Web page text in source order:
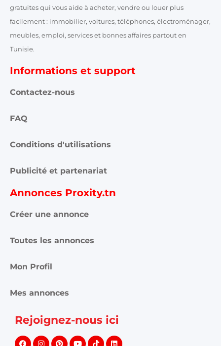
gratuites qui vous aide à acheter, vendre ou louer plus
facilement : immobilier, voitures, téléphones, électroménager,
meubles, emploi, services et bonnes affaires partout en
Tunisie.
Informations et support
Contactez-nous
FAQ
Conditions d'utilisations
Publicité et partenariat
Annonces Proxity.tn
Créer une annonce
Toutes les annonces
Mon Profil
Mes annonces
Rejoignez-nous ici